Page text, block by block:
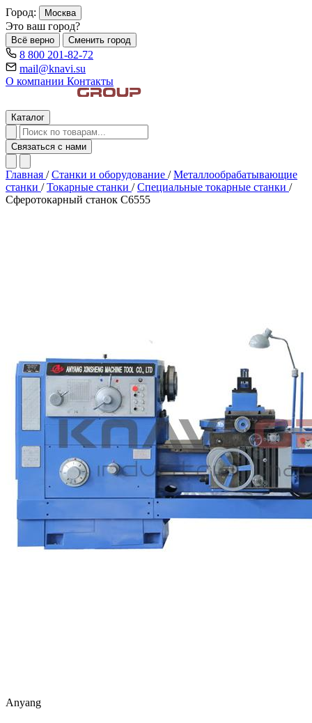
Город: Москва
Это ваш город?
Всё верно Сменить город
8 800 201-82-72
mail@knavi.su
О компании Контакты
Каталог
Связаться с нами
Главная / Станки и оборудование / Металлообрабатывающие
станки / Токарные станки / Специальные токарные станки /
Сферотокарный станок C6555
Anyang